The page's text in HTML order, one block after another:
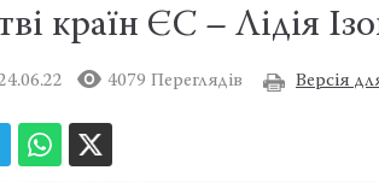
країн ЄС – Лідія
4079 Переглядів Версія